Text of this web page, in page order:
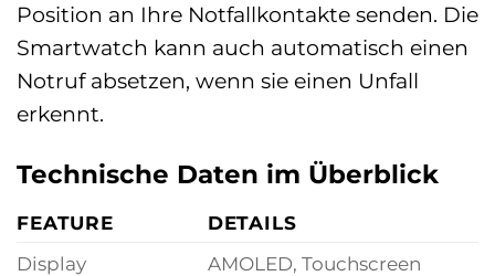
Position an Ihre Notfallkontakte senden. Die
Smartwatch kann auch automatisch einen
Notruf absetzen, wenn sie einen Unfall
erkennt.
Technische Daten im Überblick
FEATURE
DETAILS
Display
AMOLED, Touchscreen